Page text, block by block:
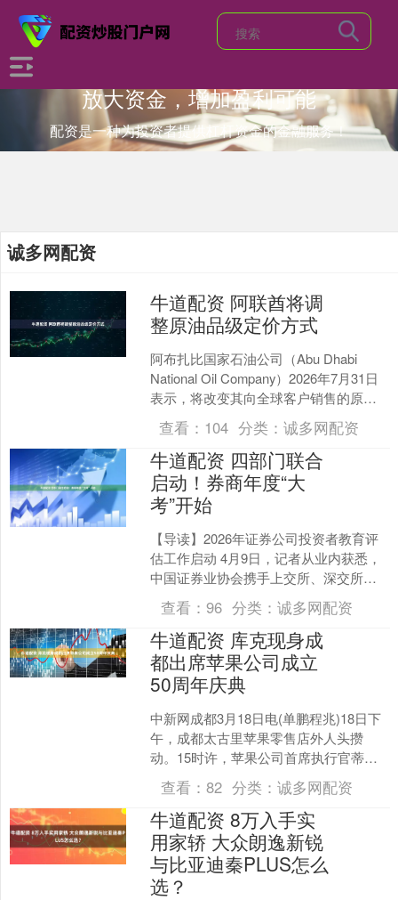
放大资金，增加盈利可能
配资是一种为投资者提供杠杆资金的金融服务！
诚多网配资
牛道配资 阿联酋将调
整原油品级定价方式
阿布扎比国家石油公司（Abu Dhabi
National Oil Company）2026年7月31日
表示，将改变其向全球客户销售的原油
品级的定价方式，用更贴....
查看： 104 分类：诚多网配资
牛道配资 四部门联合
启动！券商年度“大
考”开始
【导读】2026年证券公司投资者教育评
估工作启动 4月9日，记者从业内获悉，
中国证券业协会携手上交所、深交所及
全国股转公司，已联合向业内下发通
知，全面拉开202....
查看：96 分类：诚多网配资
牛道配资 库克现身成
都出席苹果公司成立
50周年庆典
中新网成都3月18日电(单鹏程兆)18日下
午，成都太古里苹果零售店外人头攒
动。15时许，苹果公司首席执行官蒂姆·
库克现身，他走上舞台与观众亲切打招
呼。此次活动是....
查看：82 分类：诚多网配资
牛道配资 8万入手实
用家轿 大众朗逸新锐
与比亚迪秦PLUS怎么
选？